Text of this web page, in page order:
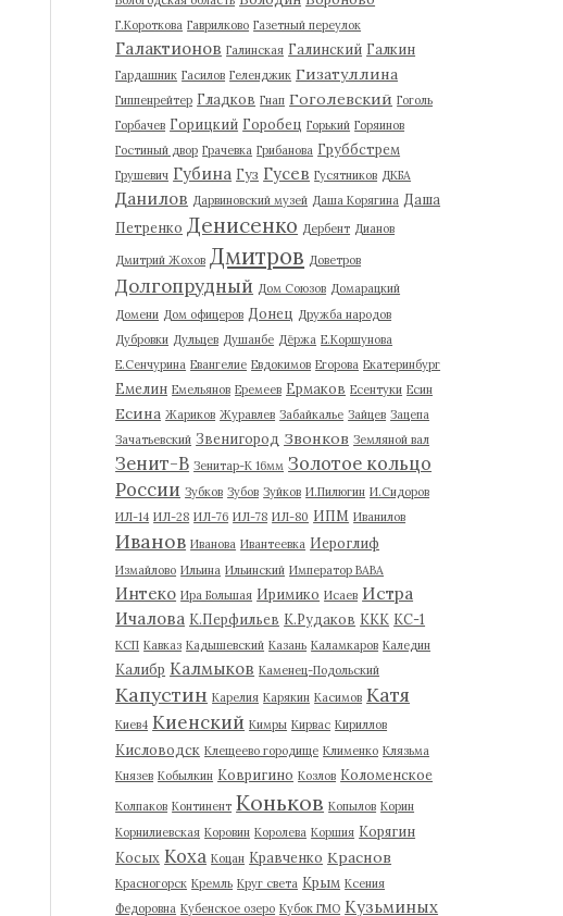
Г.Короткова Гаврилково Газетный переулок
Галактионов Галинская Галинский Галкин
Гардашник Гасилов Геленджик Гизатуллина
Гиппенрейтер Гладков Гнап Гоголевский Гоголь
Горбачев Горицкий Горобец Горький Горяинов
Гостиный двор Грачевка Грибанова Груббстрем
Грушевич Губина Гуз Гусев Гусятников ДКБА
Данилов Дарвиновский музей Даша Корягина Даша
Петренко Денисенко Дербент Дианов
Дмитрий Жохов Дмитров Доветров
Долгопрудный Дом Союзов Домарацкий
Домени Дом офицеров Донец Дружба народов
Дубровки Дульцев Душанбе Дёржа Е.Коршунова
Е.Сенчурина Евангелие Евдокимов Егорова Екатеринбург
Емелин Емельянов Еремеев Ермаков Есентуки Есин
Есина Жариков Журавлев Забайкалье Зайцев Зацепа
Зачатьевский Звенигород Звонков Земляной вал
Зенит-В Зенитар-К 16мм Золотое кольцо
России Зубков Зубов Зуйков И.Пилюгин И.Сидоров
ИЛ-14 ИЛ-28 ИЛ-76 ИЛ-78 ИЛ-80 ИПМ Иванилов
Иванов Иванова Ивантеевка Иероглиф
Измайлово Ильина Ильинский Император ВАВА
Интеко Ира Большая Иримико Исаев Истра
Ичалова К.Перфильев К.Рудаков ККК КС-1
КСП Кавказ Кадышевский Казань Каламкаров Каледин
Калибр Калмыков Каменец-Подольский
Капустин Карелия Карякин Касимов Катя
Киев4 Киенский Кимры Кирвас Кириллов
Кисловодск Клещеево городище Клименко Клязьма
Князев Кобылкин Ковригино Козлов Коломенское
Колпаков Континент Коньков Копылов Корин
Корнилиевская Коровин Королева Коршия Корягин
Косых Коха Коцан Кравченко Краснов
Красногорск Кремль Круг света Крым Ксения
Федоровна Кубенское озеро Кубок ГМО Кузьминых